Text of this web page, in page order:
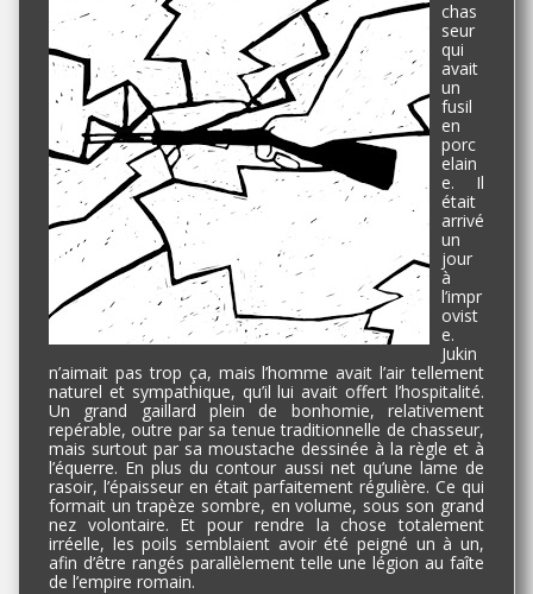
chas
seur
qui
avait
un
fusil
en
porc
elain
e. Il
était
arrivé
un
jour
à
l’impr
ovist
e.
Jukin
n’aimait pas trop ça, mais l’homme avait l’air tellement
naturel et sympathique, qu’il lui avait offert l’hospitalité.
Un grand gaillard plein de bonhomie, relativement
repérable, outre par sa tenue traditionnelle de chasseur,
mais surtout par sa moustache dessinée à la règle et à
l’équerre. En plus du contour aussi net qu’une lame de
rasoir, l’épaisseur en était parfaitement régulière. Ce qui
formait un trapèze sombre, en volume, sous son grand
nez volontaire. Et pour rendre la chose totalement
irréelle, les poils semblaient avoir été peigné un à un,
afin d’être rangés parallèlement telle une légion au faîte
de l’empire romain.